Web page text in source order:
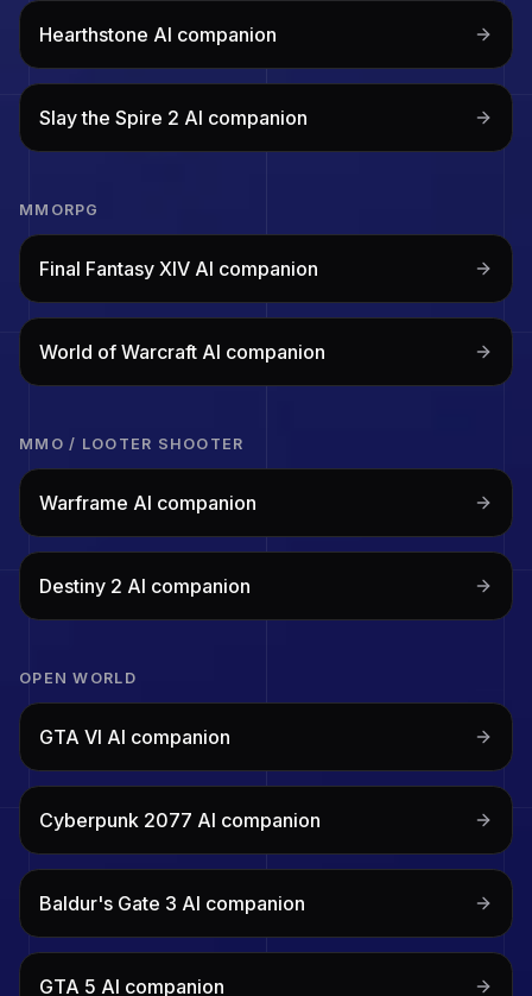
Hearthstone AI companion
Slay the Spire 2 AI companion
MMORPG
Final Fantasy XIV AI companion
World of Warcraft AI companion
MMO / LOOTER SHOOTER
Warframe AI companion
Destiny 2 AI companion
OPEN WORLD
GTA VI AI companion
Cyberpunk 2077 AI companion
Baldur's Gate 3 AI companion
GTA 5 AI companion